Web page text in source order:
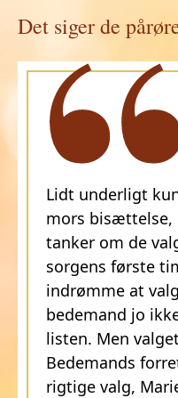
Det siger de
Lidt underligt
mors bisættelse,
tanker om de
sorgens første
indrømme at
bedemand jo
listen. Men
Bedemands
rigtige valg,